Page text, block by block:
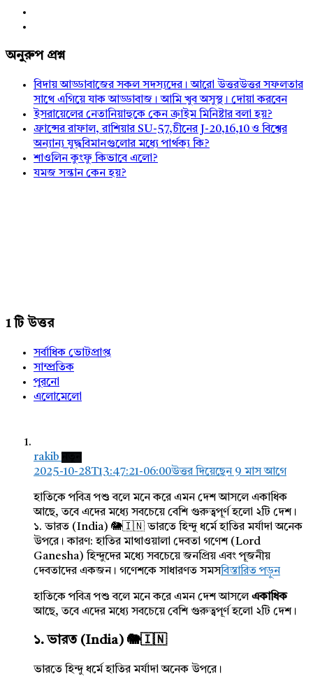
অনুরুপ প্রশ্ন
বিদায় আড্ডাবাজের সকল সদস্যদের। আরো উত্তরউত্তর সফলতার
সাথে এগিয়ে যাক আড্ডাবাজ। আমি খুব অসুস্থ। দোয়া করবেন
ইসরায়েলের নেতানিয়াহুকে কেন ক্রাইম মিনিষ্টার বলা হয়?
ফ্রান্সের রাফাল, রাশিয়ার SU-57,চীনের J-20,16,10 ও বিশ্বের
অন্যান্য যুদ্ধবিমানগুলোর মধ্যে পার্থক্য কি?
শাওলিন কুংফু কিভাবে এলো?
যমজ সন্তান কেন হয়?
1 টি উত্তর
সর্বাধিক ভোটপ্রাপ্ত
সাম্প্রতিক
পুরনো
এলোমেলো
rakib
2025-10-28T13:47:21-06:00উত্তর দিয়েছেন 9 মাস আগে
হাতিকে পবিত্র পশু বলে মনে করে এমন দেশ আসলে একাধিক
আছে, তবে এদের মধ্যে সবচেয়ে বেশি গুরুত্বপূর্ণ হলো ২টি দেশ।
১. ভারত (India) 🐘🇮🇳 ভারতে হিন্দু ধর্মে হাতির মর্যাদা অনেক
উপরে। কারণ: হাতির মাথাওয়ালা দেবতা গণেশ (Lord
Ganesha) হিন্দুদের মধ্যে সবচেয়ে জনপ্রিয় এবং পূজনীয়
দেবতাদের একজন। গণেশকে সাধারণত সমসবিস্তারিত পড়ুন
হাতিকে পবিত্র পশু বলে মনে করে এমন দেশ আসলেএকাধিক
আছে, তবে এদের মধ্যে সবচেয়ে বেশি গুরুত্বপূর্ণ হলো ২টি দেশ।
১. ভারত (India) 🐘🇮🇳
ভারতে হিন্দু ধর্মে হাতির মর্যাদা অনেক উপরে।